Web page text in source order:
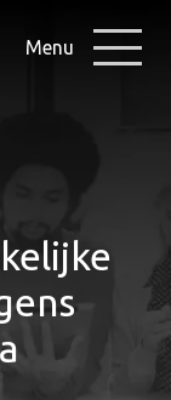
Menu